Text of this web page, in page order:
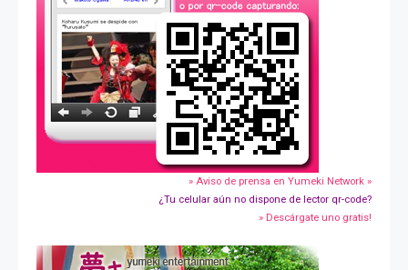
» Aviso de prensa en Yumeki Network »
¿Tu celular aún no dispone de lector qr-code?
» Descárgate uno gratis!